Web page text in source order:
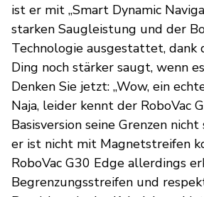
ist er mit „Smart Dynamic
starken Saugleistung und der
Technologie ausgestattet, dank
Ding noch stärker saugt, wenn
Denken Sie jetzt: „Wow, ein
Naja, leider kennt der RoboVac
Basisversion seine Grenzen
er ist nicht mit Magnetstreifen
RoboVac G30 Edge allerdings
Begrenzungsstreifen und